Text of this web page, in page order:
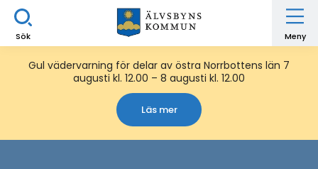
Sök Meny
Gul vädervarning för delar av östra Norrbottens län 7
augusti kl. 12.00 – 8 augusti kl. 12.00
Läs mer